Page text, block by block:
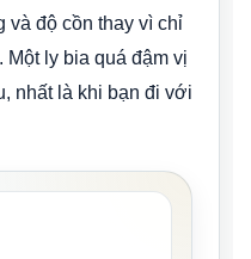
và độ cồn thay vì chỉ
ly bia quá đậm vị
nhất là khi bạn đi với